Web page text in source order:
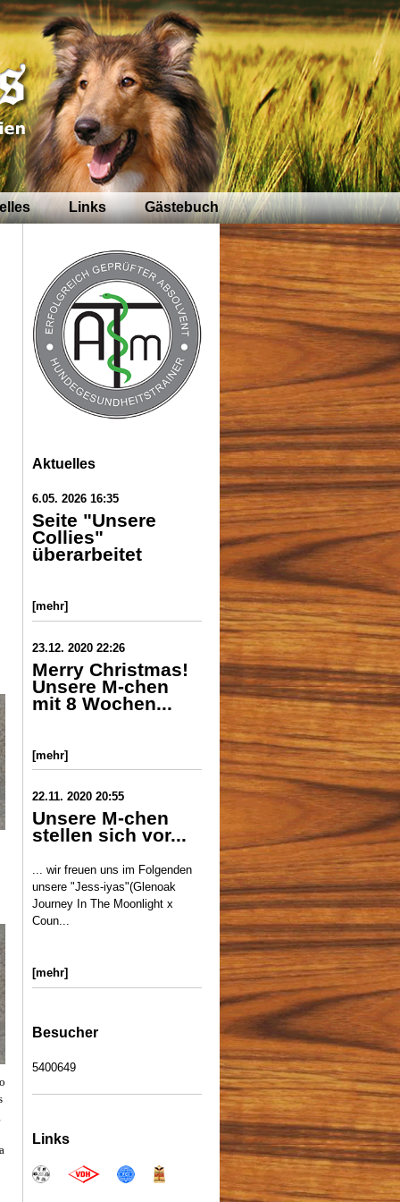
Links Gästebuch
Aktuelles
6.05. 2026 16:35
Seite "Unsere
Collies"
überarbeitet
[mehr]
23.12. 2020 22:26
Merry Christmas!
Unsere M-chen
mit 8 Wochen...
[mehr]
22.11. 2020 20:55
Unsere M-chen
stellen sich vor...
... wir freuen uns im Folgenden
unsere "Jess-iyas"(Glenoak
Journey In The Moonlight x
Coun...
[mehr]
Besucher
5400649
Links